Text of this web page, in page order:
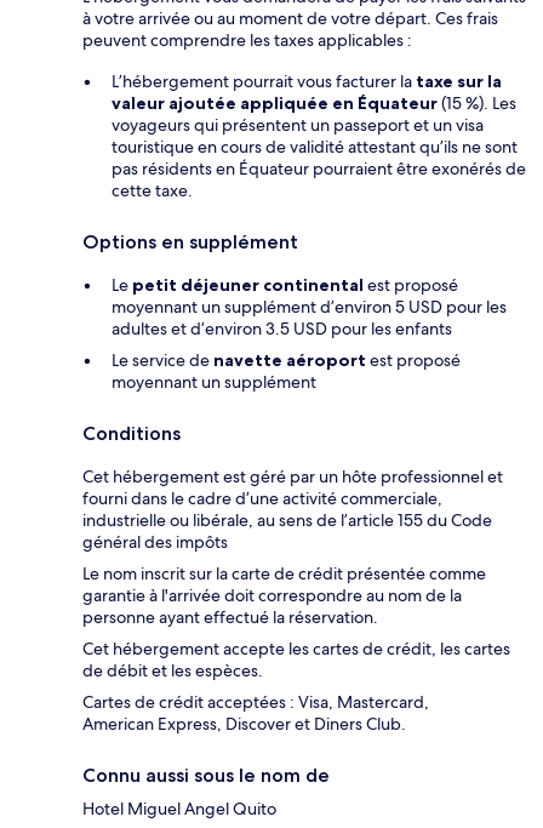
à votre arrivée ou au moment de votre départ. Ces frais
peuvent comprendre les taxes applicables :
L’hébergement pourrait vous facturer la taxe sur la
valeur ajoutée appliquée en Équateur(15 %). Les
voyageurs qui présentent un passeport et un visa
touristique en cours de validité attestant qu’ils ne sont
pas résidents en Équateur pourraient être exonérés de
cette taxe.
Options en supplément
Le petit déjeuner continental est proposé
moyennant un supplément d’environ 5 USD pour les
adultes et d’environ 3.5 USD pour les enfants
Le service de navette aéroport est proposé
moyennant un supplément
Conditions
Cet hébergement est géré par un hôte professionnel et
fourni dans le cadre d’une activité commerciale,
industrielle ou libérale, au sens de l’article 155 du Code
général des impôts
Le nom inscrit sur la carte de crédit présentée comme
garantie à l'arrivée doit correspondre au nom de la
personne ayant effectué la réservation.
Cet hébergement accepte les cartes de crédit, les cartes
de débit et les espèces.
Cartes de crédit acceptées : Visa, Mastercard,
American Express, Discover et Diners Club.
Connu aussi sous le nom de
Hotel Miguel Angel Quito